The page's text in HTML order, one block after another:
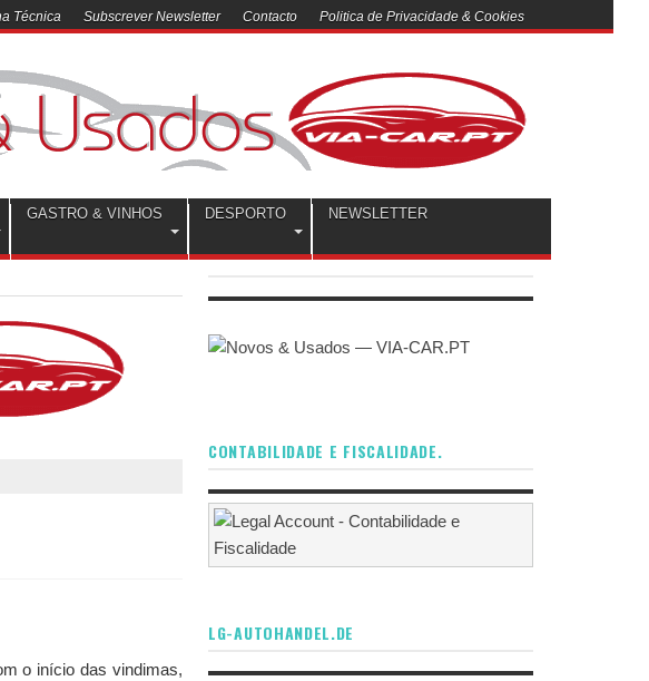
Técnica Subscrever Newsletter Contacto Politica de Privacidade & Cookies
GASTRO & VINHOS DESPORTO NEWSLETTER
o início das vindimas,
CONTABILIDADE E FISCALIDADE.
LG-AUTOHANDEL.DE